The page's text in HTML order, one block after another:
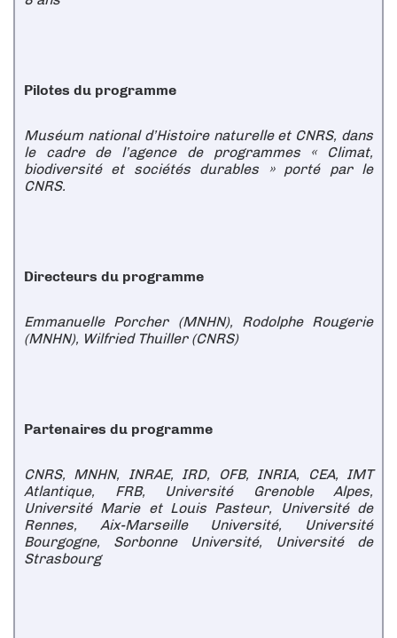
Pilotes du programme
Muséum national d’Histoire naturelle et CNRS, dans
le cadre de l’agence de programmes « Climat,
biodiversité et sociétés durables » porté par le
CNRS.
Directeurs du programme
Emmanuelle Porcher (MNHN), Rodolphe Rougerie
(MNHN), Wilfried Thuiller (CNRS)
Partenaires du programme
CNRS, MNHN, INRAE, IRD, OFB, INRIA, CEA, IMT
Atlantique, FRB, Université Grenoble Alpes,
Université Marie et Louis Pasteur, Université de
Rennes, Aix-Marseille Université, Université
Bourgogne, Sorbonne Université, Université de
Strasbourg